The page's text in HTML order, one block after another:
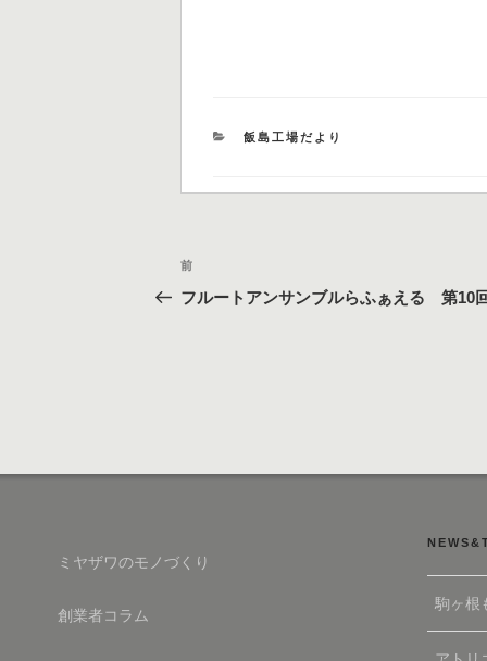
カ
飯島工場だより
投
稿
ョ
過
去
前
フルートアンサンブルらふぁえる 第10
ミヤザワのモノづくり
創業者コラム
駒ヶ根